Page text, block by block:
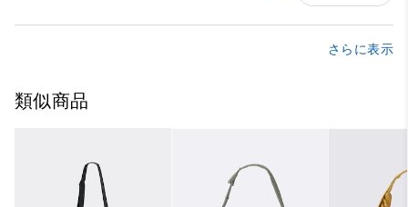
さらに表示
類似商品